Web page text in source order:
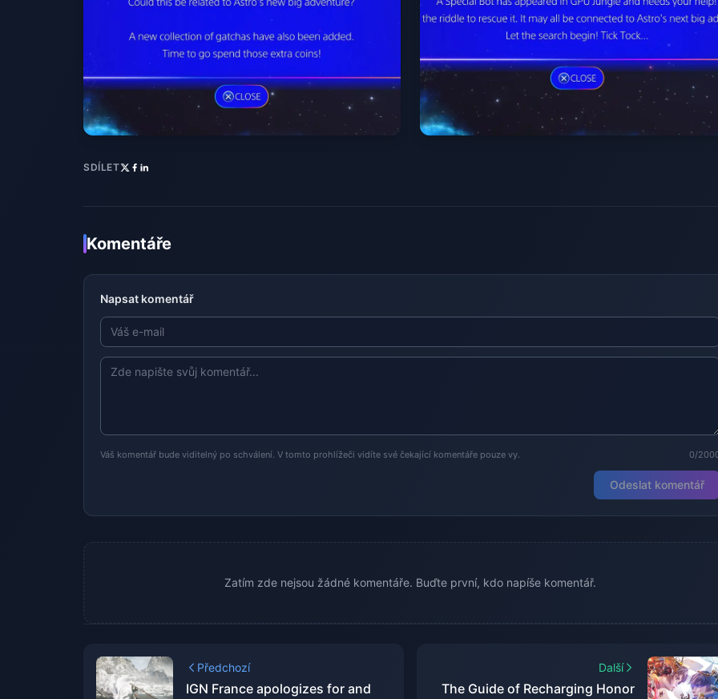
SDÍLET
Komentáře
Napsat komentář
Váš komentář bude viditelný po schválení. V tomto prohlížeči vidíte své čekající komentáře pouze vy. 0/
Odeslat komentář
Zatím zde nejsou žádné komentáře. Buďte první, kdo napíše komentář.
Předchozí
IGN France apologizes for and
Další
The Guide of Recharging Honor